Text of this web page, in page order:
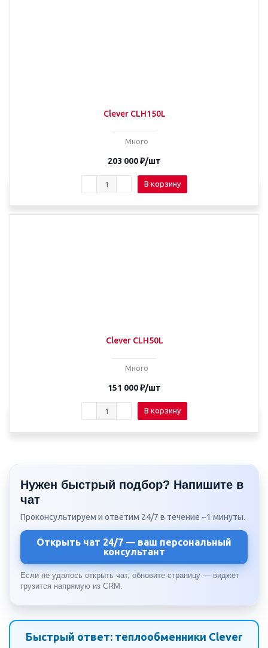
Clever CLH150L
Много
203 000₽/шт
В корзину
Clever CLH50L
Много
151 000₽/шт
В корзину
Нужен быстрый подбор? Напишите в
чат
Проконсультируем и ответим 24/7 в течение ~1 минуты.
Открыть чат 24/7 — ваш персональный
консультант
Если не удалось открыть чат, обновите страницу — виджет
грузится напрямую из CRM.
Быстрый ответ: теплообменники Clever